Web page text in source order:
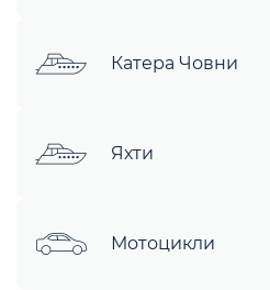
Катера Човни
Яхти
Мотоцикли